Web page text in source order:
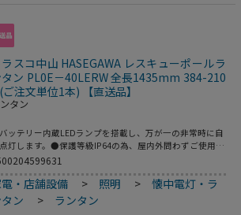
ラスコ中山 HASEGAWA レスキューポールラ
タン PL0E－40LERW 全長1435mm 384-210
ご注文単位1本) 【直送品】
タン
ッテリー内蔵LEDランプを搭載し、万が一の非常時に自
灯します。●保護等級IP64の為、屋内外問わずご使用い
けます。●屋内外用LED作業灯。●非常灯用。●トンネ
：100～200●消費電力(W)：24●本体寸法(mm)幅：
本体寸法(mm)奥行：65●本体寸法(mm)高さ：65●
(mm)：1435●スイッチ：付●プラグ：125V15A2P●防
・店舗設備 > 照明 >懐中電灯・ラ
ン
> ランタン